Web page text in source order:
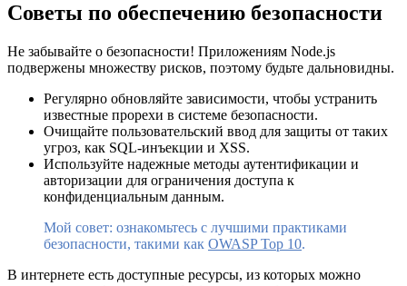
Советы по обеспечению безопасности
Не забывайте о безопасности! Приложениям Node.js
подвержены множеству рисков, поэтому будьте дальновидны.
Регулярно обновляйте зависимости, чтобы устранить
известные прорехи в системе безопасности.
Очищайте пользовательский ввод для защиты от таких
угроз, как SQL-инъекции и XSS.
Используйте надежные методы аутентификации и
авторизации для ограничения доступа к
конфиденциальным данным.
Мой совет: ознакомьтесь с лучшими практиками
безопасности, такими как OWASP Top 10.
В интернете есть доступные ресурсы, из которых можно